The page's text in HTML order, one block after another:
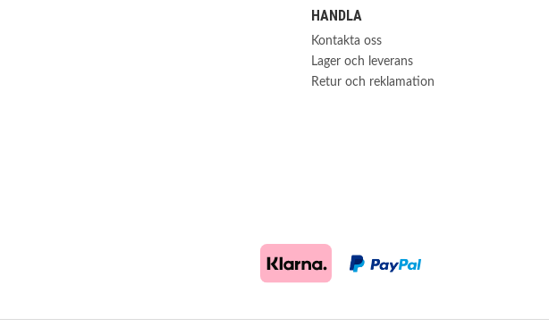
HANDLA
Kontakta oss
Lager och leverans
Retur och reklamation